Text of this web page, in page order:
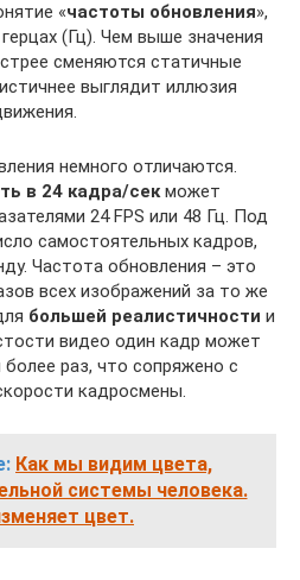
«частоты обновления»,
(Гц). Чем выше значения
сменяются статичные
выглядит иллюзия
немного отличаются.
в 24 кадра/секможет
24 FPS или 48 Гц. Под
самостоятельных кадров,
Частота обновления – это
всех изображений за то же
большей реалистичности и
видео один кадр может
раз, что сопряжено с
кадросмены.
Как мы видим цвета,
системы человека.
цвет.